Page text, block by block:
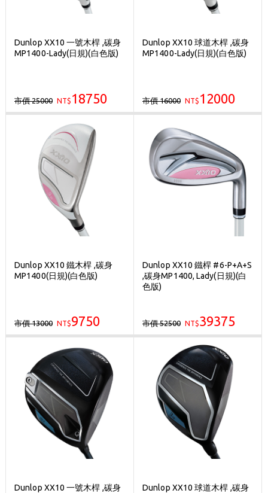
Dunlop XX10 一號木桿 ,碳身
MP1400-Lady(日規)(白色版)
市價 25000 NT$ 18750
Dunlop XX10 球道木桿 ,碳身
MP1400-Lady(日規)(白色版)
市價 16000 NT$ 12000
Dunlop XX10 鐵木桿 ,碳身
MP1400(日規)(白色版)
市價 13000 NT$9750
Dunlop XX10 鐵桿 #6-P+A+S
,碳身MP1400, Lady(日規)(白
色版)
市價 52500 NT$39375
Dunlop XX10 一號木桿 ,碳身
Dunlop XX10 球道木桿 ,碳身